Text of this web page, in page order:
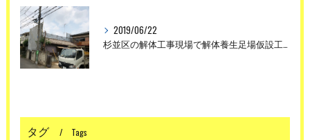
2019/06/22
タグ Tags